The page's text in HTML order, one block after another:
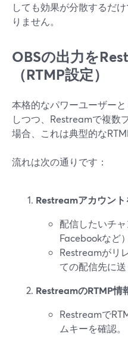
しても効果が分散するだ
りません。
OBSの出力を
（RTMP設定）
本格的なパワーユーザー
しつつ、Restreamで複数
場合、これは典型的な
流れは次の通りです：
Restreamアカウン
配信したいチャ
Facebookなど
Restreamがリ
ての配信先に
RestreamのRTMP情
Restreamで
ムキーを確認。